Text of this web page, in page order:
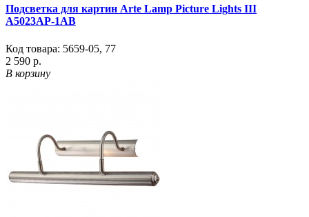
Подсветка для картин Arte Lamp Picture Lights III
A5023AP-1AB
Код товара: 5659-05, 77
2 590 р.
В корзину